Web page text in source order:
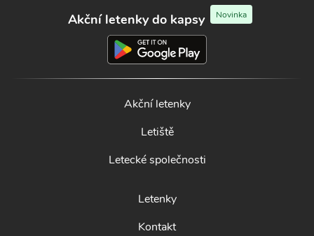
Akční letenky do kapsy Novinka
Akční letenky
Letiště
Letecké společnosti
Letenky
Kontakt